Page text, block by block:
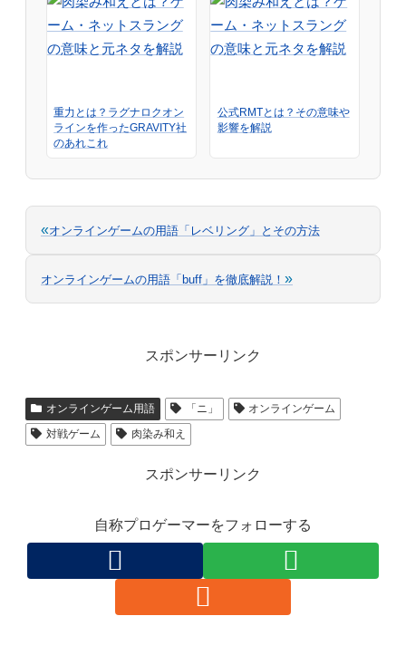
重力とは？ラグナロクオン
ラインを作ったGRAVITY社
のあれこれ
公式RMTとは？その意味や
影響を解説
«オンラインゲームの用語「レベリング」とその方法
オンラインゲームの用語「buff」を徹底解説！ »
スポンサーリンク
オンラインゲーム用語 「ニ」
オンラインゲーム
対戦ゲーム
肉染み和え
スポンサーリンク
自称プロゲーマーをフォローする